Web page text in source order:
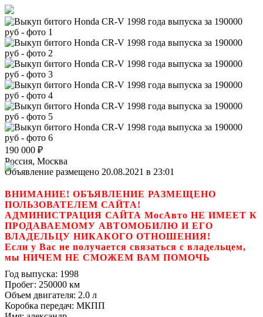
190 000 ₽
Россия, Москва
Объявление размещено 20.08.2021 в 23:01
ВНИМАНИЕ! ОБЪЯВЛЕНИЕ РАЗМЕЩЕНО
ПОЛЬЗОВАТЕЛЕМ САЙТА!
АДМИНИСТРАЦИЯ САЙТА МосАвто НЕ ИМЕЕТ К
ПРОДАВАЕМОМУ АВТОМОБИЛЮ И ЕГО
ВЛАДЕЛЬЦУ НИКАКОГО ОТНОШЕНИЯ!
Если у Вас не получается связаться с владельцем,
мы НИЧЕМ НЕ СМОЖЕМ ВАМ ПОМОЧЬ
Год выпуска: 1998
Пробег: 250000 км
Объем двигателя: 2.0 л
Коробка передач: МКПП